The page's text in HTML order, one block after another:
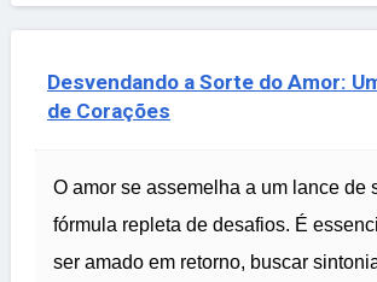
Desvendando a Sorte do Amor:
de Corações
O amor se assemelha a um lance de
fórmula repleta de desafios. É
ser amado em retorno, buscar